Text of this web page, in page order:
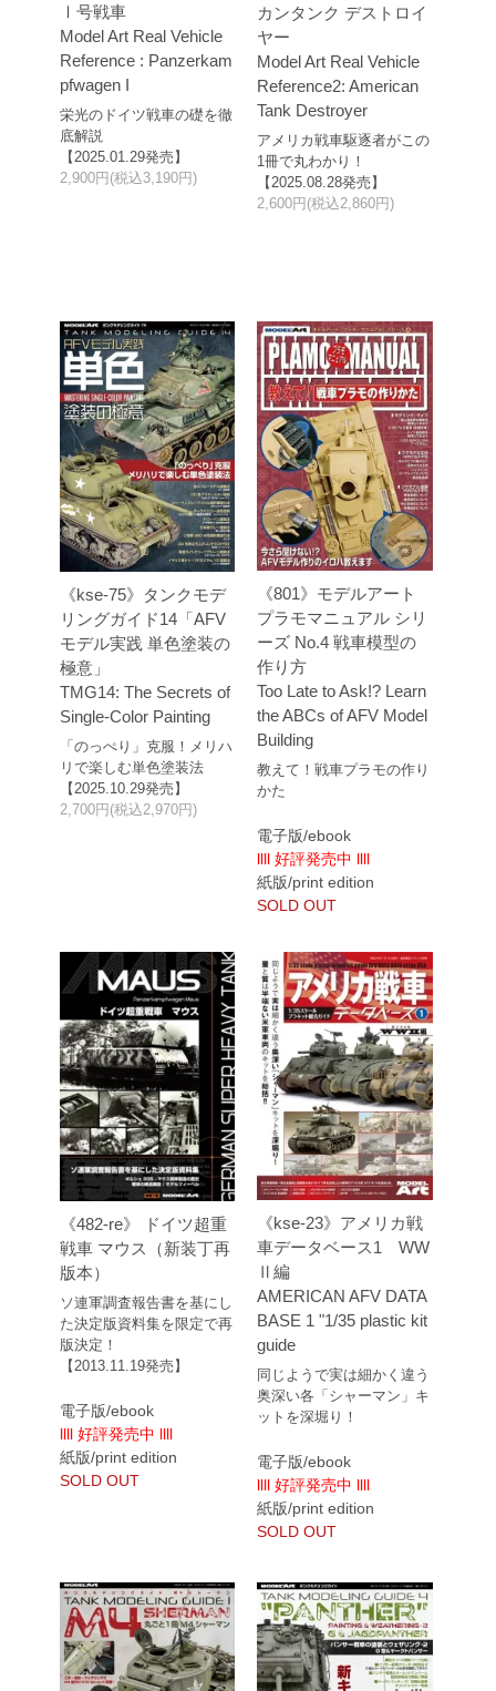
Ⅰ号戦車
Model Art Real Vehicle
Reference : Panzerkam
pfwagen I
栄光のドイツ戦車の礎を徹
底解説
【2025.01.29発売】
2,900円(税込3,190円)
カンタンク デストロイ
ヤー
Model Art Real Vehicle
Reference2: American
Tank Destroyer
アメリカ戦車駆逐者がこの
1冊で丸わかり！
【2025.08.28発売】
2,600円(税込2,860円)
《kse-75》タンクモデ
リングガイド14「AFV
モデル実践 単色塗装の
極意」
TMG14: The Secrets of
Single-Color Painting
「のっぺり」克服！メリハ
リで楽しむ単色塗装法
【2025.10.29発売】
2,700円(税込2,970円)
《801》モデルアート
プラモマニュアル シリ
ーズ No.4 戦車模型の
作り方
Too Late to Ask!? Learn
the ABCs of AFV Model
Building
教えて！戦車プラモの作り
かた
電子版/ebook
llll 好評発売中 llll
紙版/print edition
SOLD OUT
《482-re》 ドイツ超重
戦車 マウス（新装丁再
版本）
ソ連軍調査報告書を基にし
た決定版資料集を限定で再
版決定！
【2013.11.19発売】
電子版/ebook
llll 好評発売中 llll
紙版/print edition
SOLD OUT
《kse-23》アメリカ戦
車データベース1 WW
Ⅱ編
AMERICAN AFV DATA
BASE 1 "1/35 plastic kit
guide
同じようで実は細かく違う
奥深い各「シャーマン」キ
ットを深堀り！
電子版/ebook
llll 好評発売中 llll
紙版/print edition
SOLD OUT